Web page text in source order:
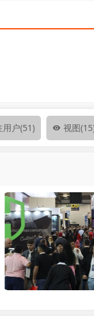
用户(51) 视图